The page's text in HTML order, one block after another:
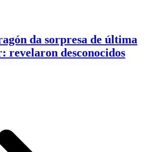
da sorpresa de última
revelaron desconocidos